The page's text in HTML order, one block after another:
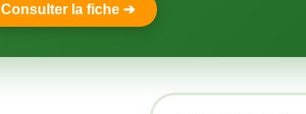
Consulter la fiche ➔